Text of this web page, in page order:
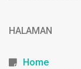
HALAMAN
Home